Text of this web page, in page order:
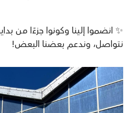
✨ انضموا إلينا وكونوا جزءًا من
نتواصل، وندعم بعضنا البعض!